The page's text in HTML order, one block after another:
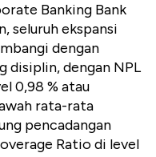
Banking Bank
seluruh ekspansi
dengan
disiplin, dengan NPL
0,98 % atau
rata-rata
pencadangan
Ratio di level